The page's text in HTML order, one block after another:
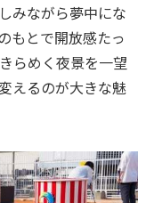
みながら夢中にな
もとで開放感たっ
らめく夜景を一望
えるのが大きな魅